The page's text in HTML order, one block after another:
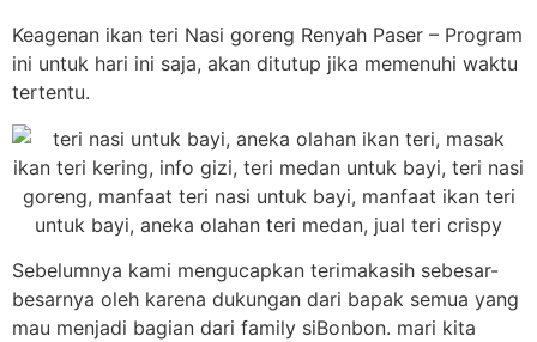
Keagenan ikan teri Nasi goreng Renyah Paser – Program
ini untuk hari ini saja, akan ditutup jika memenuhi waktu
tertentu.
Sebelumnya kami mengucapkan terimakasih sebesar-
besarnya oleh karena dukungan dari bapak semua yang
mau menjadi bagian dari family siBonbon. mari kita